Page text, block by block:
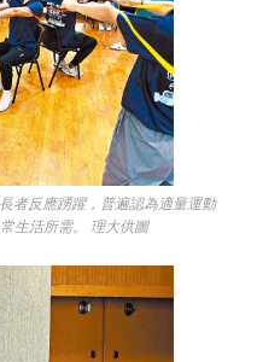
者反應踴躍，普遍認為適量運動
生活所需。 理大供圖